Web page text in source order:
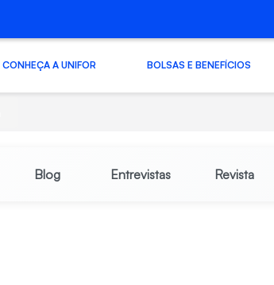
CONHEÇA A UNIFOR BOLSAS E BENEFÍCIOS
Blog Entrevistas Revista